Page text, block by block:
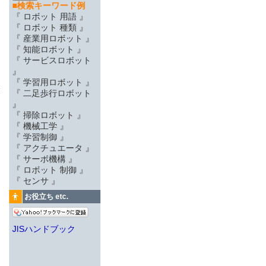
■検索キーワード例
『 ロボット 用語 』
『 ロボット 種類 』
『 産業用ロボット 』
『 知能ロボット 』
『 サービスロボット
』
『 学習用ロボット 』
『 二足歩行ロボット
』
『 掃除ロボット 』
『 機械工学 』
『 学習制御 』
『 アクチュエータ 』
『 サーボ機構 』
『 ロボット 制御 』
『 センサ 』
お役立ち etc.
JISハンドブック